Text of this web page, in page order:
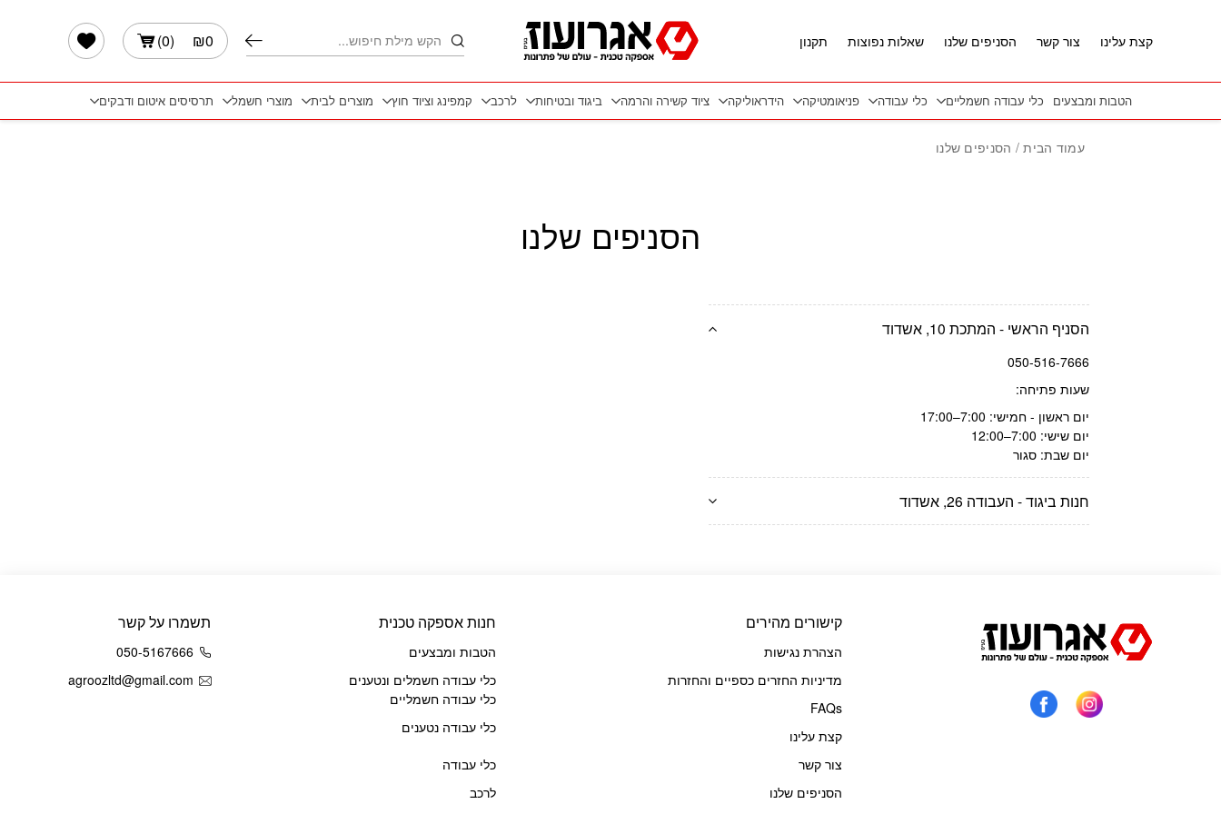
חיפוש
₪0
(
0
)
קצת עלינו
צור קשר הסניפים שלנו שאלות נפוצות תקנון
הטבות ומבצעים כלי עבודה חשמליים כלי עבודה פניאומטיקה הידראוליקה ציוד קשירה והרמה ביגוד ובטיחות לרכב קמפינג וציוד חוץ מוצרים לבית מוצרי חשמל תרסיסים איטום ודבקים
עמוד הבית/ הסניפים שלנו
הסניפים שלנו
הסניף הראשי - המתכת 10, אשדוד
050-516-7666
שעות פתיחה:
יום ראשון - חמישי: 7:00–17:00
יום שישי: 7:00–12:00
יום שבת: סגור
חנות ביגוד - העבודה 26, אשדוד
קישורים מהירים
הצהרת נגישות
מדיניות החזרים כספיים והחזרות
FAQs
קצת עלינו
צור קשר
הסניפים שלנו
חנות אספקה טכנית
הטבות ומבצעים
כלי עבודה חשמלים ונטענים
כלי עבודה חשמליים
כלי עבודה נטענים
כלי עבודה
לרכב
תשמרו על קשר
050-5167666
agroozltd@gmail.com